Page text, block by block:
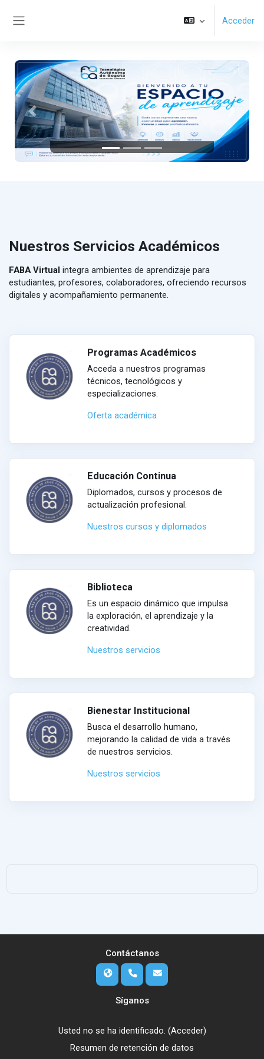
Acceder
Anterior
Nuestros Servicios Académicos
FABA Virtual integra ambientes de aprendizaje para
estudiantes, profesores, colaboradores, ofreciendo recursos
digitales y acompañamiento permanente.
Programas Académicos
Acceda a nuestros programas
técnicos, tecnológicos y
especializaciones.
Oferta académica
Educación Continua
Diplomados, cursos y procesos de
actualización profesional.
Nuestros cursos y diplomados
Biblioteca
Es un espacio dinámico que impulsa
la exploración, el aprendizaje y la
creatividad.
Nuestros servicios
Bienestar Institucional
Busca el desarrollo humano,
mejorando la calidad de vida a través
de nuestros servicios.
Nuestros servicios
Contáctanos
Síganos
Usted no se ha identificado. (Acceder)
Resumen de retención de datos